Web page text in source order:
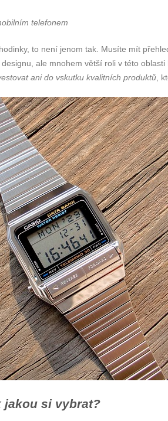
telefonem
to není jenom tak. Musíte mít
ale mnohem větší roli v této
ani do vskutku kvalitních produktů,
jakou si vybrat?